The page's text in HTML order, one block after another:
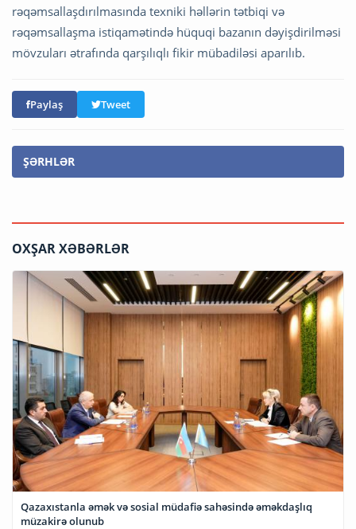
rəqəmsallaşdırılmasında texniki həllərin tətbiqi və
rəqəmsallaşma istiqamətində hüquqi bazanın dəyişdirilməsi
mövzuları ətrafında qarşılıqlı fikir mübadiləsi aparılıb.
Paylaş Tweet
ŞƏRHLƏR
OXŞAR XƏBƏRLƏR
Qazaxıstanla əmək və sosial müdafiə sahəsində əməkdaşlıq
müzakirə olunub